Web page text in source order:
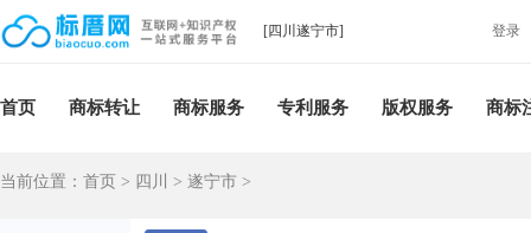
[四川遂宁市] 登录
首页 商标转让 商标服务 专利服务 版权服务 商标
当前位置： 首页 > 四川 > 遂宁市 >